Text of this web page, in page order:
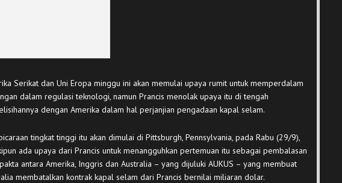
Serikat dan Uni Eropa minggu ini akan memulai upaya rumit untuk memperdalam
dalam regulasi teknologi, namun Prancis menolak upaya itu di tengah
dengan Amerika dalam hal perjanjian pengadaan kapal selam.
tingkat tinggi itu akan dimulai di Pittsburgh, Pennsylvania, pada Rabu (29/9),
ada upaya dari Prancis untuk menangguhkan pertemuan itu sebagai pembalasan
antara Amerika, Inggris dan Australia – yang dijuluki AUKUS – yang membuat
membatalkan kontrak kapal selam dari Prancis bernilai miliaran dolar.